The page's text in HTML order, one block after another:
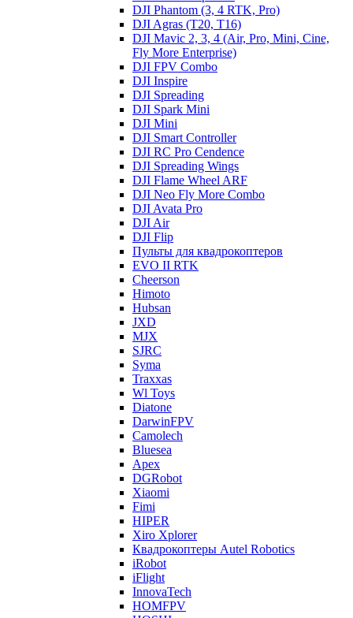
DJI Phantom (3, 4 RTK, Pro)
DJI Agras (T20, T16)
DJI Mavic 2, 3, 4 (Air, Pro, Mini, Cine,
Fly More Enterprise)
DJI FPV Combo
DJI Inspire
DJI Spreading
DJI Spark Mini
DJI Mini
DJI Smart Controller
DJI RC Pro Cendence
DJI Spreading Wings
DJI Flame Wheel ARF
DJI Neo Fly More Combo
DJI Avata Pro
DJI Air
DJI Flip
Пульты для квадрокоптеров
EVO II RTK
Cheerson
Himoto
Hubsan
JXD
MJX
SJRC
Syma
Traxxas
Wl Toys
Diatone
DarwinFPV
Camolech
Bluesea
Apex
DGRobot
Xiaomi
Fimi
HIPER
Xiro Xplorer
Квадрокоптеры Autel Robotics
iRobot
iFlight
InnovaTech
HOMFPV